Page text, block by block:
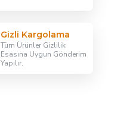
Gizli Kargolama
Tüm Ürünler Gizlilik
Esasına Uygun Gönderim
Yapılır.